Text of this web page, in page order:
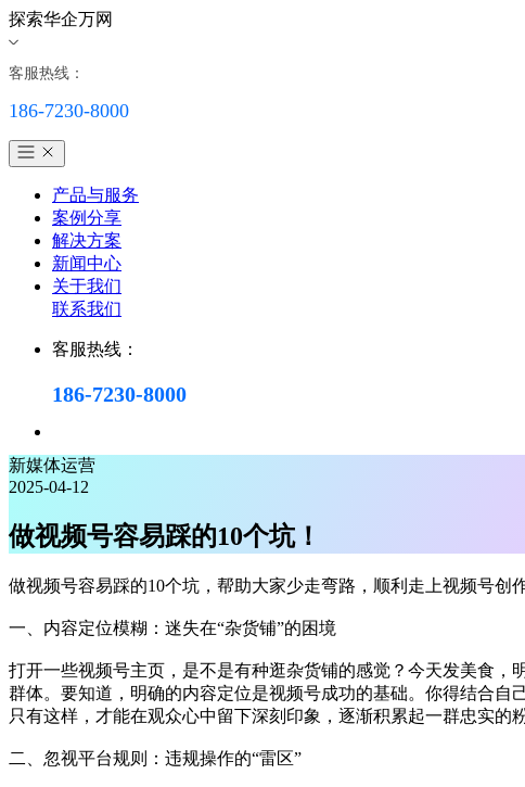
探索华企万网
客服热线：
186-7230-8000
产品与服务
案例分享
解决方案
新闻中心
关于我们
联系我们
客服热线：
186-7230-8000
新媒体运营
2025-04-12
做视频号容易踩的10个坑！
做视频号容易踩的10个坑，帮助大家少走弯路，顺利走上视频号创
一、内容定位模糊：迷失在“杂货铺”的困境
打开一些视频号主页，是不是有种逛杂货铺的感觉？今天发美食
群体。要知道，明确的内容定位是视频号成功的基础。你得结合自
只有这样，才能在观众心中留下深刻印象，逐渐积累起一群忠实的粉
二、忽视平台规则：违规操作的“雷区”